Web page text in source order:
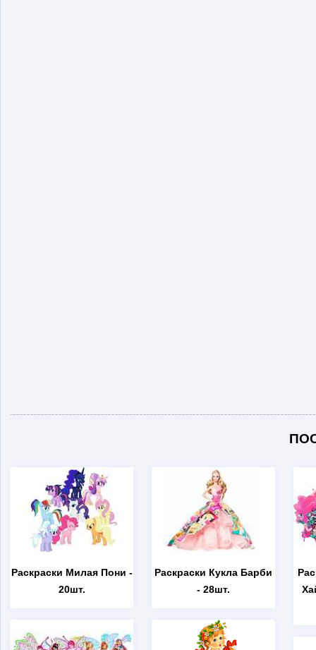
Раскраски Милая Пони -
20шт.
Раскраски Кукла Барби
- 28шт.